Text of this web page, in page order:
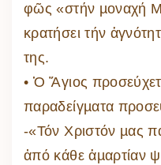
φῶς «στήν µοναχή
κρατήσει τήν
της.
• Ὁ Ἅγιος
παραδείγµατα
-«Τόν Χριστόν µας
ἀπό κάθε ἁµαρτίαν